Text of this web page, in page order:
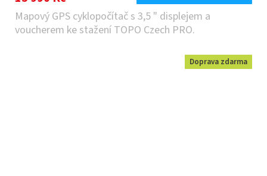
Mapový GPS cyklopočítač s 3,5 " displejem a
voucherem ke stažení TOPO Czech PRO.
Doprava zdarma